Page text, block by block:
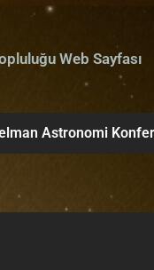
Web Sayfası
Astronomi